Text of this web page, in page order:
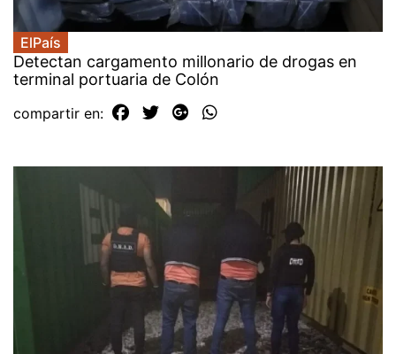
ElPaís
Detectan cargamento millonario de drogas en
terminal portuaria de Colón
compartir en: